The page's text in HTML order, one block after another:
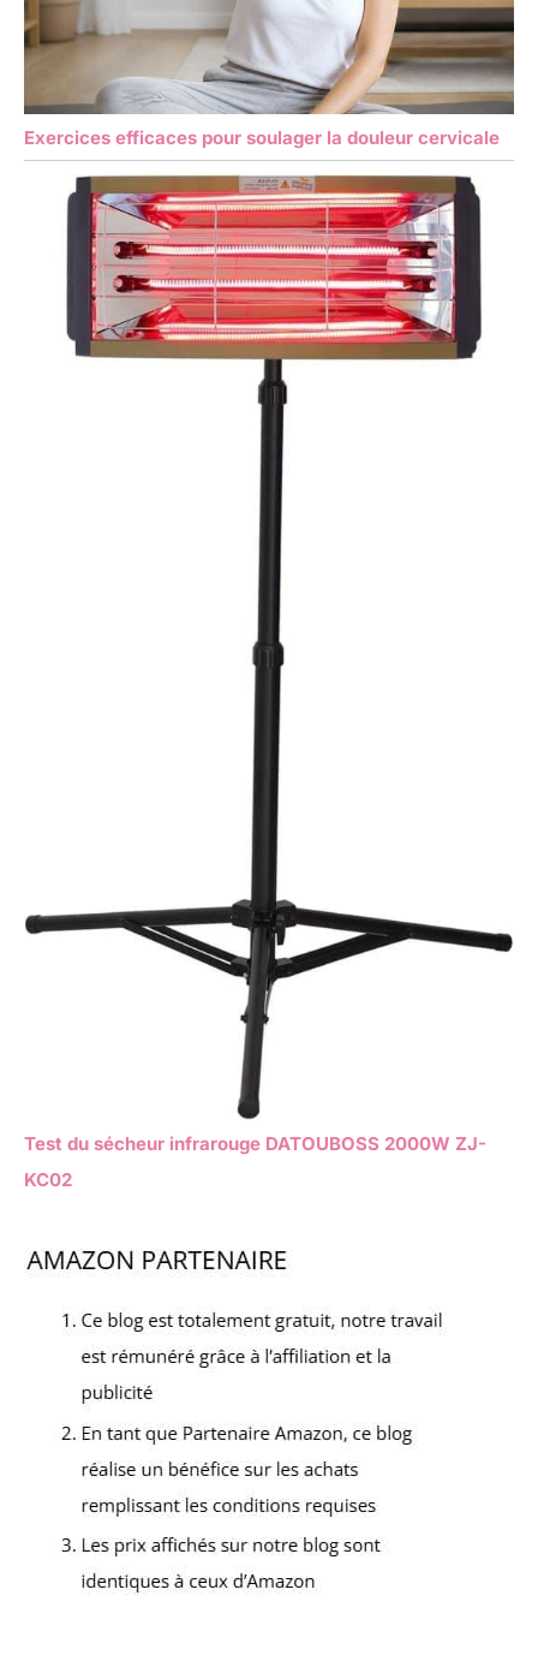
Exercices efficaces pour soulager la douleur cervicale
Test du sécheur infrarouge DATOUBOSS 2000W ZJ-
KC02